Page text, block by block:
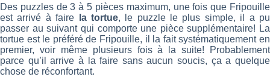
Des puzzles de 3 à 5 pièces maximum, une fois que Fripouille
est arrivé à faire
la tortue, le puzzle le plus simple, il a pu
passer au suivant qui comporte une pièce supplémentaire! La
tortue est le préféré de Fripouille, il la fait systématiquement en
premier, voir même plusieurs fois à la suite! Probablement
parce qu’il arrive à la faire sans aucun soucis, ça a quelque
chose de réconfortant.